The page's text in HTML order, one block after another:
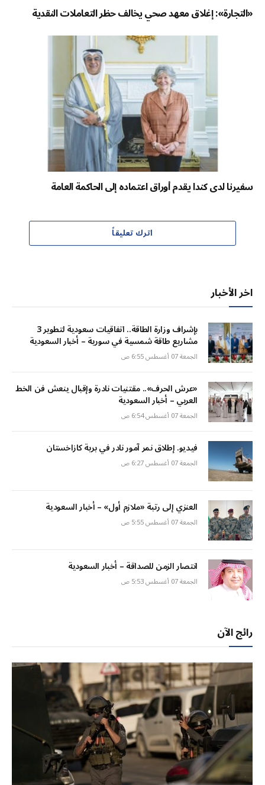
«التجارة»: إغلاق معهد صحي يخالف حظر التعاملات النقدية
سفيرنا لدى كندا يقدم أوراق اعتماده إلى الحاكمة العامة
اترك تعليقاً
اخر الأخبار
بإشراف وزارة الطاقة.. اتفاقيات سعودية لتطوير 3
مشاريع طاقة شمسية في سورية – أخبار السعودية
الجمعة 07 أغسطس 6:55 ص
«عرش الحرف».. مقتنيات نادرة وإقبال ينعش فن الخط
العربي – أخبار السعودية
الجمعة 07 أغسطس 6:54 ص
فيديو. إطلاق نمر آمور نادر في برية كازاخستان
الجمعة 07 أغسطس 6:27 ص
العنزي إلى رتبة «ملازم أول» – أخبار السعودية
الجمعة 07 أغسطس 5:55 ص
انتصار الزمن للصداقة – أخبار السعودية
الجمعة 07 أغسطس 5:53 ص
رائج الآن